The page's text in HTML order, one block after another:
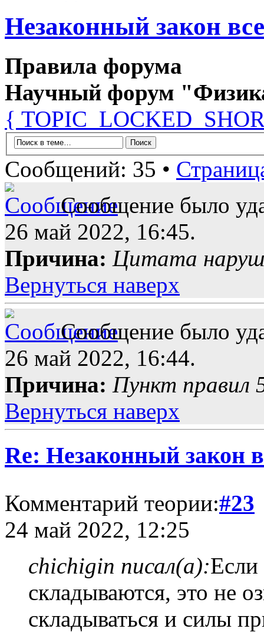
Незаконный закон
Правила форума
Научный форум
{
Сообщений: 35 •
Сообщение было
26 май 2022, 16:45.
Причина: Цитата
Вернуться наверх
Сообщение было
26 май 2022, 16:44.
Причина: Пункт правил
Вернуться наверх
Re: Незаконный закон
Комментарий теории:#23
24 май 2022, 12:25
chichigin писал(а):Если
складываются, это не
складываться и силы